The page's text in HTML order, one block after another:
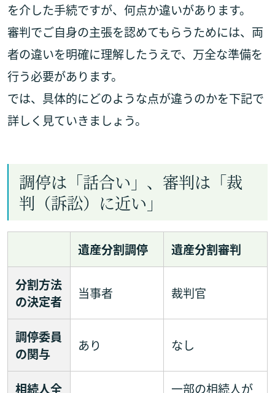
を介した手続ですが、何点か違いがあります。
審判でご自身の主張を認めてもらうためには、両
者の違いを明確に理解したうえで、万全な準備を
行う必要があります。
では、具体的にどのような点が違うのかを下記で
詳しく見ていきましょう。
調停は「話合い」、審判は「裁
判（訴訟）に近い」
遺産分割調停 遺産分割審判
分割方法
の決定者
当事者 裁判官
調停委員
の関与
あり なし
相続人全 一部の相続人が